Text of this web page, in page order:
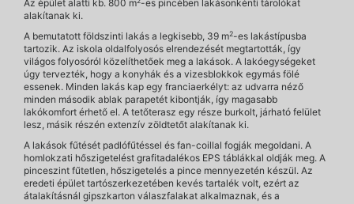
Az épület alatti kb. 800 m -es pincében lakásonkénti tárolókat
alakítanak ki.
A bemutatott földszinti lakás a legkisebb, 39 m2-es lakástípusba
tartozik. Az iskola oldalfolyosós elrendezését megtartották, így
világos folyosóról közelíthetőek meg a lakások. A lakóegységeket
úgy tervezték, hogy a konyhák és a vizesblokkok egymás fölé
essenek. Minden lakás kap egy franciaerkélyt: az udvarra néző
minden második ablak parapetét kibontják, így magasabb
lakókomfort érhető el. A tetőterasz egy része burkolt, járható felület
lesz, másik részén extenzív zöldtetőt alakítanak ki.
A lakások fűtését padlófűtéssel és fan-coillal fogják megoldani. A
homlokzati hőszigetelést grafitadalékos EPS táblákkal oldják meg. A
pinceszint fűtetlen, hőszigetelés a pince mennyezetén készül. Az
eredeti épület tartószerkezetében kevés tartalék volt, ezért az
átalakításnál gipszkarton válaszfalakat alkalmaznak, és a